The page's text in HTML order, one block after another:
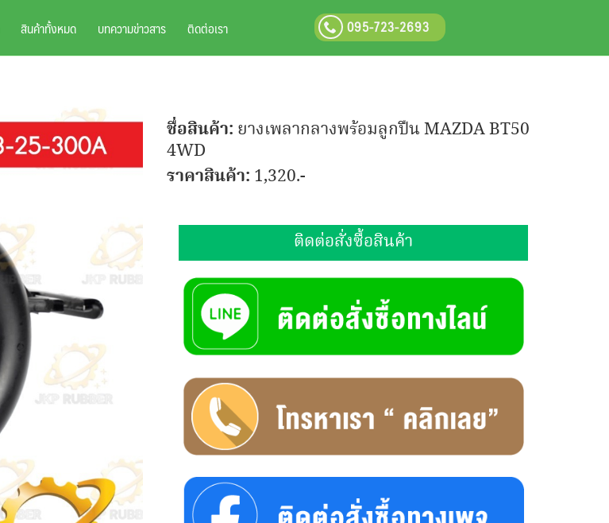
095-723-2693
สินค้าทั้งหมด บทความข่าวสาร ติดต่อเรา
ชื่อสินค้า: ยางเพลากลางพร้อมลูกปืน MAZDA BT50
4WD
ราคาสินค้า: 1,320.-
ติดต่อสั่งซื้อสินค้า